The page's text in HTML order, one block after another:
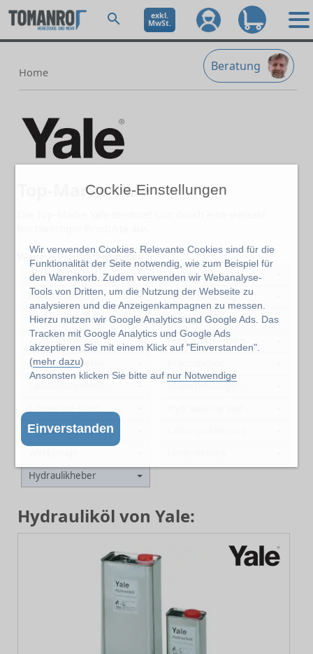
Cockie-Einstellungen
Wir verwenden Cookies. Relevante Cookies sind für die
Funktionalität der Seite notwendig, wie zum Beispiel für
den Warenkorb. Zudem verwenden wir Webanalyse-
Tools von Dritten, um die Nutzung der Webseite zu
analysieren und die Anzeigenkampagnen zu messen.
Hierzu nutzen wir Google Analytics und Google Ads. Das
Tracken mit Google Analytics und Google Ads
akzeptieren Sie mit einem Klick auf "Einverstanden".
(mehr dazu)
Ansonsten klicken Sie bitte auf nur Notwendige
Einverstanden
exkl.
MwSt.
Beratung
Home
Top-Marke Yale
Weitere Produkte von Yale
Kettenzüge motorisch
Hubwagen
Handhebezeuge
Textile Anschlagmittel
Betriebshof Zubehör
Kraftbetriebene Winden
Zugkraftmesser
Hydraulikpumpen
Hydraulikzubehör
Stapleranbaugeräte
Hydraulikzylinder
Hydraulikheber
Hydrauliköl von Yale: